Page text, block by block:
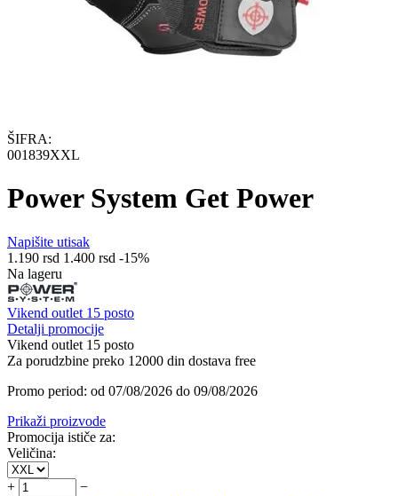
ŠIFRA:
001839XXL
Power System Get Power
Napišite utisak
1.190 rsd 1.400 rsd -15%
Na lageru
Vikend outlet 15 posto
Detalji promocije
Vikend outlet 15 posto
Za porudzbine preko 12000 din dostava free
Promo period: od 07/08/2026 do 09/08/2026
Prikaži proizvode
Promocija ističe za:
Veličina:
+ −